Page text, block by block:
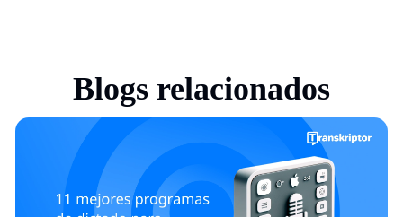
Blogs relacionados